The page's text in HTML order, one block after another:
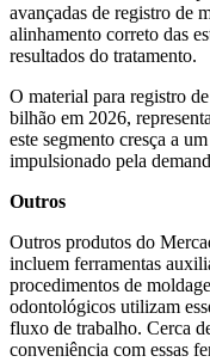
avançadas de registro de
alinhamento correto das
resultados do tratamento.
O material para registro
bilhão em 2026,
este segmento cresça a
impulsionado pela
Outros
Outros produtos do
incluem ferramentas
procedimentos de
odontológicos utilizam
fluxo de trabalho. Cerca
conveniência com essas